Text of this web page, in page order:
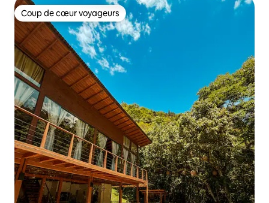
Coup de cœur voyageurs
Coup de cœur voyageurs